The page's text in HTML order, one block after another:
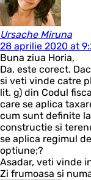
Ursache Miruna
28 aprilie 2020 at
Buna ziua Horia,
Da, este corect.
si veti vinde catre
lit. g) din Codul
care se aplica
cum sunt definite
constructie si
se aplica regimul
optiune;?
Asadar, veti vinde
Zi frumoasa si